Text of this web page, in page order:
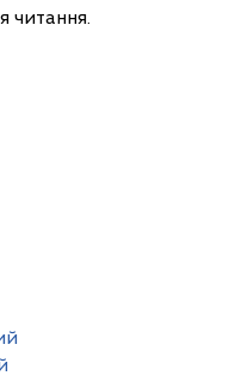
читання.